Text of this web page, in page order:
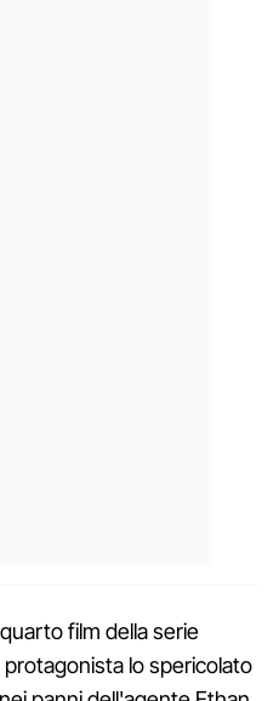
film della serie
protagonista lo spericolato